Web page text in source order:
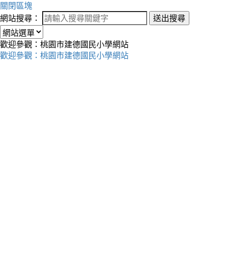
關閉區塊
網站搜尋：
送出搜尋
歡迎參觀：桃園市建德國民小學網站
歡迎參觀：桃園市建德國民小學網站